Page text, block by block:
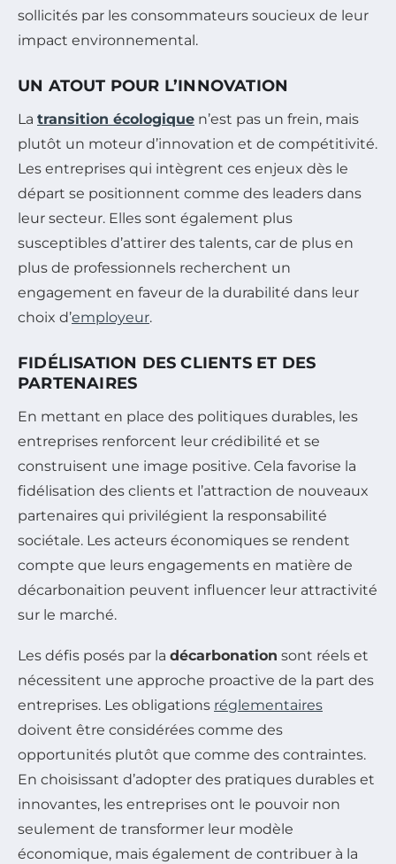
sollicités par les consommateurs soucieux de leur
impact environnemental.
UN ATOUT POUR L’INNOVATION
La transition écologique n’est pas un frein, mais
plutôt un moteur d’innovation et de compétitivité.
Les entreprises qui intègrent ces enjeux dès le
départ se positionnent comme des leaders dans
leur secteur. Elles sont également plus
susceptibles d’attirer des talents, car de plus en
plus de professionnels recherchent un
engagement en faveur de la durabilité dans leur
choix d’employeur.
FIDÉLISATION DES CLIENTS ET DES
PARTENAIRES
En mettant en place des politiques durables, les
entreprises renforcent leur crédibilité et se
construisent une image positive. Cela favorise la
fidélisation des clients et l’attraction de nouveaux
partenaires qui privilégient la responsabilité
sociétale. Les acteurs économiques se rendent
compte que leurs engagements en matière de
décarbonaition peuvent influencer leur attractivité
sur le marché.
Les défis posés par la décarbonation sont réels et
nécessitent une approche proactive de la part des
entreprises. Les obligations réglementaires
doivent être considérées comme des
opportunités plutôt que comme des contraintes.
En choisissant d’adopter des pratiques durables et
innovantes, les entreprises ont le pouvoir non
seulement de transformer leur modèle
économique, mais également de contribuer à la